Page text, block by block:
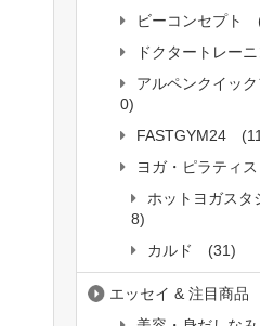
ビーコンセプト
ドクタートレー
アルペンクイッ
0)
FASTGYM24
ヨガ・ピラティス
ホットヨガスタ
8)
カルド
(31)
エッセイ & 注目商品